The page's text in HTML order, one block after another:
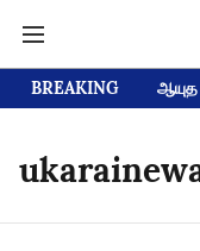
BREAKING ஆயுத